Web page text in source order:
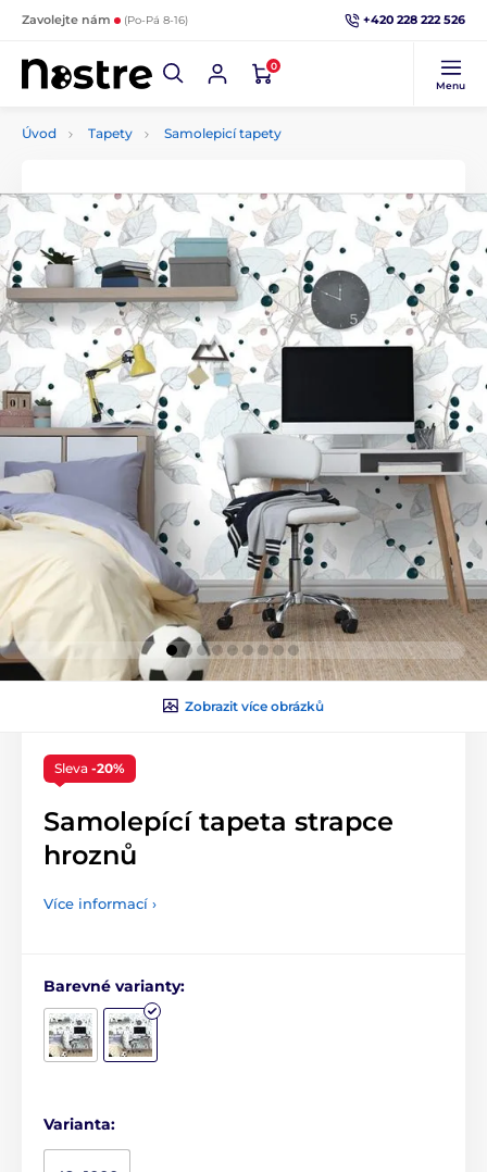
Zavolejte nám (Po-Pá 8-16) +420 228 222 526
0
Menu
Úvod Tapety Samolepicí tapety
Zobrazit více obrázků
Sleva -20%
Samolepící tapeta strapce
hroznů
Více informací ›
Barevné varianty:
Varianta: